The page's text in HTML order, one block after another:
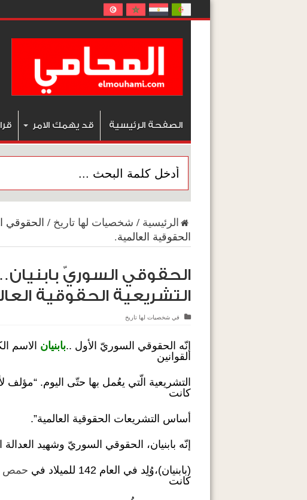
الصفحة الرئيسية قد يهمك الامر
الرئيسية / شخصيات لها تاريخ / الحقوقي
الحقوقية العالمية.
الحقوقي السوريّ
التشريعية الحقوقية
فيشخصيات لها تاريخ
إنّه الحقوقي السوريّ الأول ..بابنيان الاسم
القوانين
التشريعية الّتي يعُمل بها حتّى اليوم.
كانت
أساس التشريعات الحقوقية العالمية”.
إنّه بابنيان، الحقوقي السوريّ وشهيد
(بابنيان)،وُلِد في العام 142 للميلاد في حمص
كانت